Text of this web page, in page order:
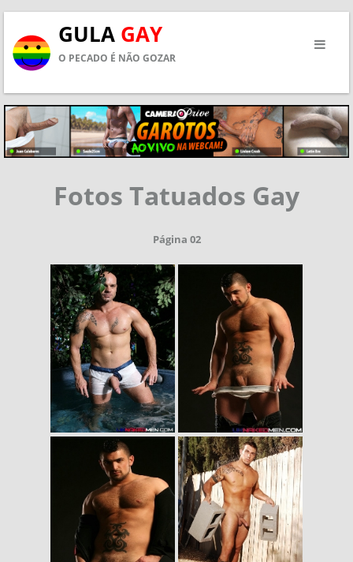
GULA GAY
O PECADO É NÃO GOZAR
Fotos Tatuados Gay
Página 02